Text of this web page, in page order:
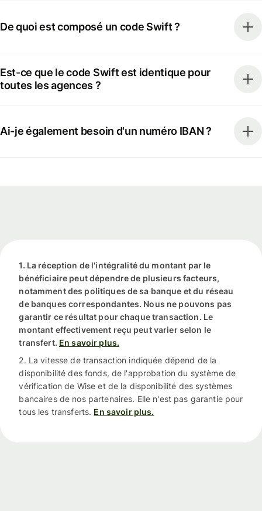
De quoi est composé un code Swift ?
Est-ce que le code Swift est identique pour
toutes les agences ?
Ai-je également besoin d'un numéro IBAN ?
1. La réception de l'intégralité du montant par le
bénéficiaire peut dépendre de plusieurs facteurs,
notamment des politiques de sa banque et du réseau
de banques correspondantes. Nous ne pouvons pas
garantir ce résultat pour chaque transaction. Le
montant effectivement reçu peut varier selon le
transfert. En savoir plus.
2. La vitesse de transaction indiquée dépend de la
disponibilité des fonds, de l'approbation du système de
vérification de Wise et de la disponibilité des systèmes
bancaires de nos partenaires. Elle n'est pas garantie pour
tous les transferts. En savoir plus.